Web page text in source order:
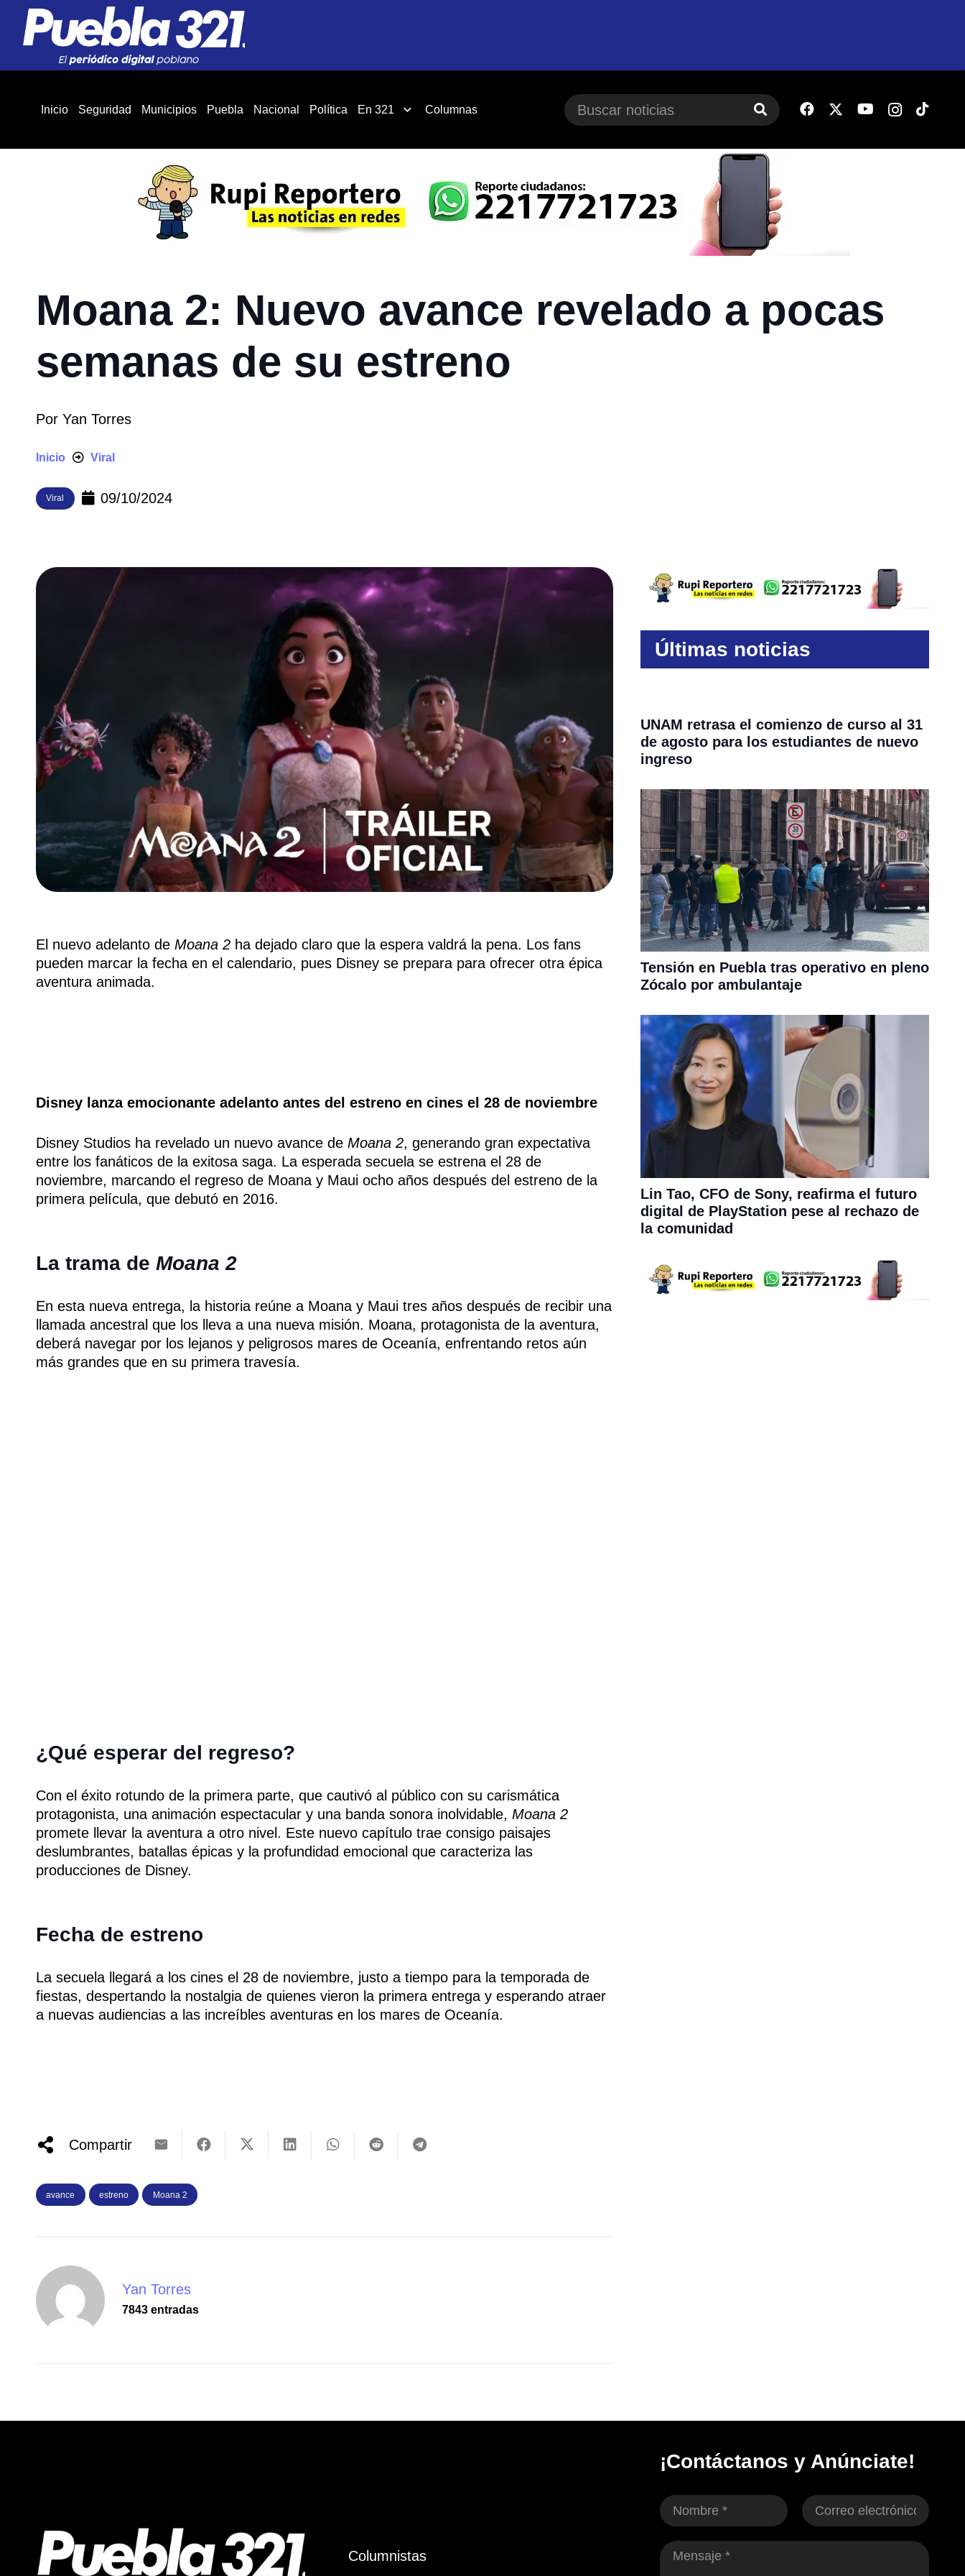
Inicio Seguridad Municipios Puebla Nacional Política En 321 Columnas
Moana 2: Nuevo avance revelado a pocas
semanas de su estreno
Por Yan Torres
Inicio Viral
Viral 09/10/2024
El nuevo adelanto de Moana 2 ha dejado claro que la espera valdrá la pena. Los fans
pueden marcar la fecha en el calendario, pues Disney se prepara para ofrecer otra épica
aventura animada.
Disney lanza emocionante adelanto antes del estreno en cines el 28 de noviembre
Disney Studios ha revelado un nuevo avance de Moana 2, generando gran expectativa
entre los fanáticos de la exitosa saga. La esperada secuela se estrena el 28 de
noviembre, marcando el regreso de Moana y Maui ocho años después del estreno de la
primera película, que debutó en 2016.
La trama de Moana 2
En esta nueva entrega, la historia reúne a Moana y Maui tres años después de recibir una
llamada ancestral que los lleva a una nueva misión. Moana, protagonista de la aventura,
deberá navegar por los lejanos y peligrosos mares de Oceanía, enfrentando retos aún
más grandes que en su primera travesía.
¿Qué esperar del regreso?
Con el éxito rotundo de la primera parte, que cautivó al público con su carismática
protagonista, una animación espectacular y una banda sonora inolvidable, Moana 2
promete llevar la aventura a otro nivel. Este nuevo capítulo trae consigo paisajes
deslumbrantes, batallas épicas y la profundidad emocional que caracteriza las
producciones de Disney.
Fecha de estreno
La secuela llegará a los cines el 28 de noviembre, justo a tiempo para la temporada de
fiestas, despertando la nostalgia de quienes vieron la primera entrega y esperando atraer
a nuevas audiencias a las increíbles aventuras en los mares de Oceanía.
Compartir
avance estreno Moana 2
Yan Torres
7843 entradas
Últimas noticias
UNAM retrasa el comienzo de curso al 31
de agosto para los estudiantes de nuevo
ingreso
Tensión en Puebla tras operativo en pleno
Zócalo por ambulantaje
Lin Tao, CFO de Sony, reafirma el futuro
digital de PlayStation pese al rechazo de
la comunidad
Columnistas
¡Contáctanos y Anúnciate!